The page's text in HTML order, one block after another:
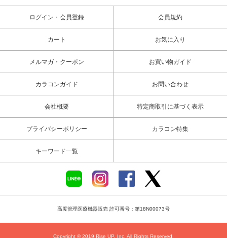
ログイン・会員登録 会員規約
カート お気に入り
メルマガ・クーポン お買い物ガイド
カラコンガイド お問い合わせ
会社概要 特定商取引に基づく表示
プライバシーポリシー カラコン特集
キーワード一覧
高度管理医療機器販売 許可番号：第18N00073号
Copyright © 2019 Rise UP, Inc. All Rights Reserved.